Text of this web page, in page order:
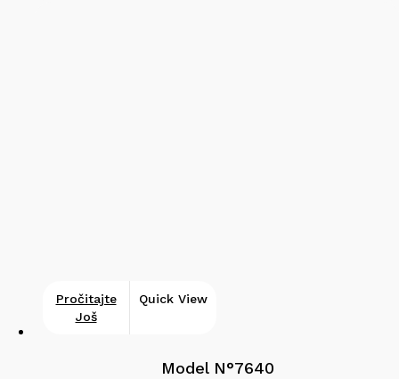
Pročitajte
Još
Quick View
Model N°7640